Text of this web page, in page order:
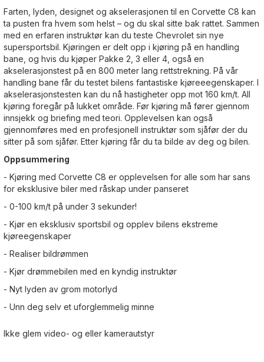
Farten, lyden, designet og akselerasjonen til en Corvette C8 kan
ta pusten fra hvem som helst – og du skal sitte bak rattet. Sammen
med en erfaren instruktør kan du teste Chevrolet sin nye
supersportsbil. Kjøringen er delt opp i kjøring på en handling
bane, og hvis du kjøper Pakke 2, 3 eller 4, også en
akselerasjonstest på en 800 meter lang rettstrekning. På vår
handling bane får du testet bilens fantastiske kjøreeegenskaper. I
akselerasjonstesten kan du nå hastigheter opp mot 160 km/t. All
kjøring foregår på lukket område. Før kjøring må fører gjennom
innsjekk og briefing med teori. Opplevelsen kan også
gjennomføres med en profesjonell instruktør som sjåfør der du
sitter på som sjåfør. Etter kjøring får du ta bilde av deg og bilen.
Oppsummering
- Kjøring med Corvette C8 er opplevelsen for alle som har sans
for eksklusive biler med råskap under panseret
- 0-100 km/t på under 3 sekunder!
- Kjør en eksklusiv sportsbil og opplev bilens ekstreme
kjøreegenskaper
- Realiser bildrømmen
- Kjør drømmebilen med en kyndig instruktør
- Nyt lyden av grom motorlyd
- Unn deg selv et uforglemmelig minne
Ikke glem video- og eller kamerautstyr